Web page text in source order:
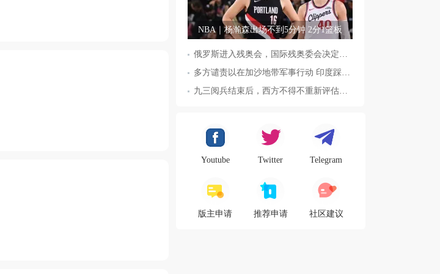
NBA｜杨瀚森出场不到5分钟 2分1篮板
Youtube Twitter Telegram
版主申请 推荐申请 社区建议